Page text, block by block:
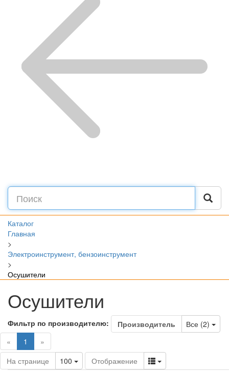
Каталог
Главная
>
Электроинструмент, бензоинструмент
>
Осушители
Осушители
Фильтр по производителю: Производитель Все (2)
«
1 (current)
»
На странице
100 Toggle Dropdown
Отображение Toggle Dropdown